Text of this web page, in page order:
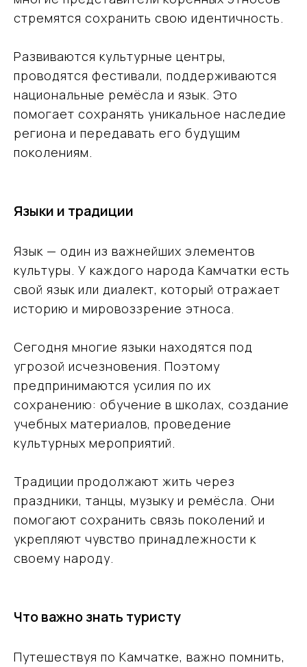
стремятся сохранить свою идентичность.
Развиваются культурные центры,
проводятся фестивали, поддерживаются
национальные ремёсла и язык. Это
помогает сохранять уникальное наследие
региона и передавать его будущим
поколениям.
Языки и традиции
Язык — один из важнейших элементов
культуры. У каждого народа Камчатки есть
свой язык или диалект, который отражает
историю и мировоззрение этноса.
Сегодня многие языки находятся под
угрозой исчезновения. Поэтому
предпринимаются усилия по их
сохранению: обучение в школах, создание
учебных материалов, проведение
культурных мероприятий.
Традиции продолжают жить через
праздники, танцы, музыку и ремёсла. Они
помогают сохранить связь поколений и
укрепляют чувство принадлежности к
своему народу.
Что важно знать туристу
Путешествуя по Камчатке, важно помнить,